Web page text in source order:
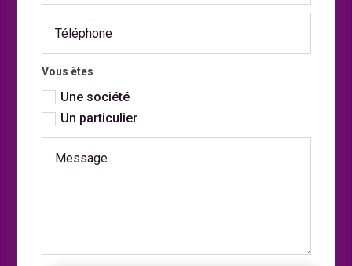
Vous êtes
Une société
Un particulier